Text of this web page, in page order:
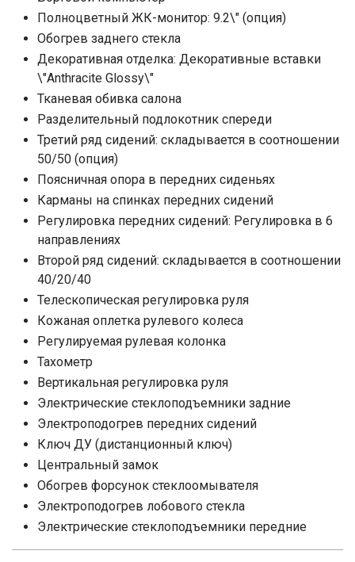
Полноцветный ЖК-монитор: 9.2\" (опция)
Обогрев заднего стекла
Декоративная отделка: Декоративные вставки
\"Anthracite Glossy\"
Тканевая обивка салона
Разделительный подлокотник спереди
Третий ряд сидений: складывается в соотношении
50/50 (опция)
Поясничная опора в передних сиденьях
Карманы на спинках передних сидений
Регулировка передних сидений: Регулировка в 6
направлениях
Второй ряд сидений: складывается в соотношении
40/20/40
Телескопическая регулировка руля
Кожаная оплетка рулевого колеса
Регулируемая рулевая колонка
Тахометр
Вертикальная регулировка руля
Электрические стеклоподъемники задние
Электроподогрев передних сидений
Ключ ДУ (дистанционный ключ)
Центральный замок
Обогрев форсунок стеклоомывателя
Электроподогрев лобового стекла
Электрические стеклоподъемники передние